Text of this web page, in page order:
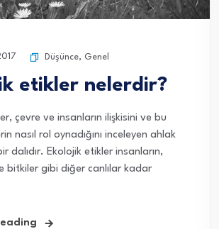
Düşünce, Genel
etikler nelerdir?
çevre ve insanların ilişkisini ve bu
nasıl rol oynadığını inceleyen ahlak
dalıdır. Ekolojik etikler insanların,
bitkiler gibi diğer canlılar kadar